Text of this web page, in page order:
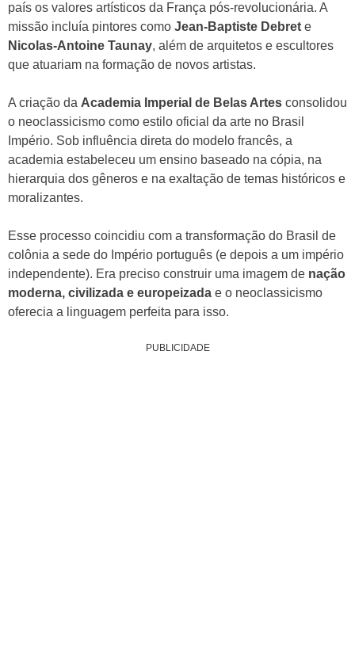
país os valores artísticos da França pós-revolucionária. A
missão incluía pintores como Jean-Baptiste Debret e
Nicolas-Antoine Taunay, além de arquitetos e escultores
que atuariam na formação de novos artistas.
A criação da Academia Imperial de Belas Artes consolidou
o neoclassicismo como estilo oficial da arte no Brasil
Império. Sob influência direta do modelo francês, a
academia estabeleceu um ensino baseado na cópia, na
hierarquia dos gêneros e na exaltação de temas históricos e
moralizantes.
Esse processo coincidiu com a transformação do Brasil de
colônia a sede do Império português (e depois a um império
independente). Era preciso construir uma imagem de nação
moderna, civilizada e europeizada e o neoclassicismo
oferecia a linguagem perfeita para isso.
PUBLICIDADE